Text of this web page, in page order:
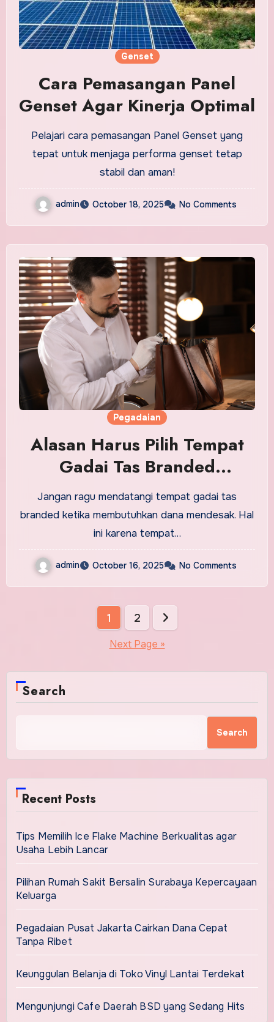
Genset
Cara Pemasangan Panel
Genset Agar Kinerja Optimal
Pelajari cara pemasangan Panel Genset yang
tepat untuk menjaga performa genset tetap
stabil dan aman!
admin October 18, 2025 No Comments
Pegadaian
Alasan Harus Pilih Tempat
Gadai Tas Branded
Berkualitas
Jangan ragu mendatangi tempat gadai tas
branded ketika membutuhkan dana mendesak. Hal
ini karena tempat…
admin October 16, 2025 No Comments
1 2
Next Page »
Search
Search
Recent Posts
Tips Memilih Ice Flake Machine Berkualitas agar
Usaha Lebih Lancar
Pilihan Rumah Sakit Bersalin Surabaya Kepercayaan
Keluarga
Pegadaian Pusat Jakarta Cairkan Dana Cepat
Tanpa Ribet
Keunggulan Belanja di Toko Vinyl Lantai Terdekat
Mengunjungi Cafe Daerah BSD yang Sedang Hits